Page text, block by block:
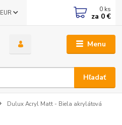
Menu
EUR
Hľadať
0 ks
za 0 €
Dulux Acryl Matt - Biela akrylátová